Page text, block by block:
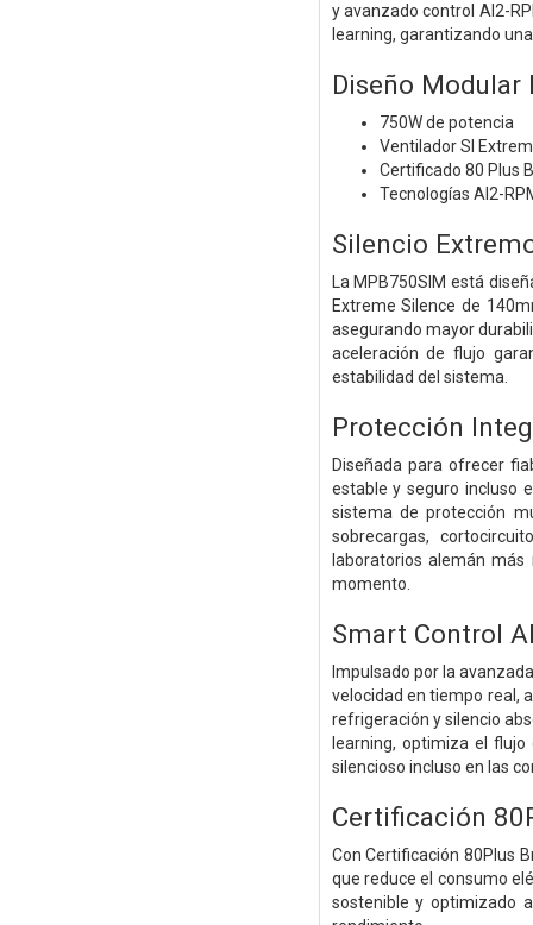
y avanzado control AI2-
learning, garantizando
Diseño Modular
750W de potencia
Ventilador SI
Certificado 80 Plus
Tecnologías AI2-
Silencio
La MPB750SIM está
Extreme Silence de
asegurando mayor
aceleración de flujo
estabilidad del sistema.
Protección
Diseñada para ofrecer
estable y seguro incluso
sistema de protección
sobrecargas,
laboratorios alemán
momento.
Smart Control
Impulsado por la
velocidad en tiempo real,
refrigeración y silencio
learning, optimiza el
silencioso incluso en las
Certificación
Con Certificación 80Plus
que reduce el consumo
sostenible y optimizado